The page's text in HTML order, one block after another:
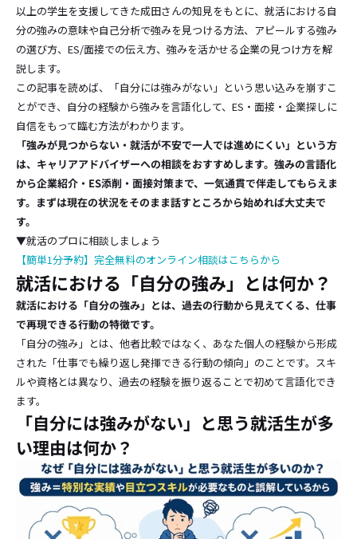
以上の学生を支援してきた成田さんの知見をもとに、就活における自
分の強みの意味や自己分析で強みを見つける方法、アピールする強み
の選び方、ES/面接での伝え方、強みを活かせる企業の見つけ方を解
説します。
この記事を読めば、「自分には強みがない」という思い込みを崩すこ
とができ、自分の経験から強みを言語化して、ES・面接・企業探しに
自信をもって臨む方法がわかります。
「強みが見つからない・就活が不安で一人では進めにくい」という方
は、キャリアアドバイザーへの相談をおすすめします。強みの言語化
から企業紹介・ES添削・面接対策まで、一気通貫で伴走してもらえま
す。まずは現在の状況をそのまま話すところから始めれば大丈夫で
す。
▼就活のプロに相談しましょう
【簡単1分予約】完全無料のオンライン相談はこちらから
就活における「自分の強み」とは何か？
就活における「自分の強み」とは、過去の行動から見えてくる、仕事
で再現できる行動の特徴です。
「自分の強み」とは、他者比較ではなく、あなた個人の経験から形成
された「仕事でも繰り返し発揮できる行動の傾向」のことです。スキ
ルや資格とは異なり、過去の経験を振り返ることで初めて言語化でき
ます。
「自分には強みがない」と思う就活生が多
い理由は何か？